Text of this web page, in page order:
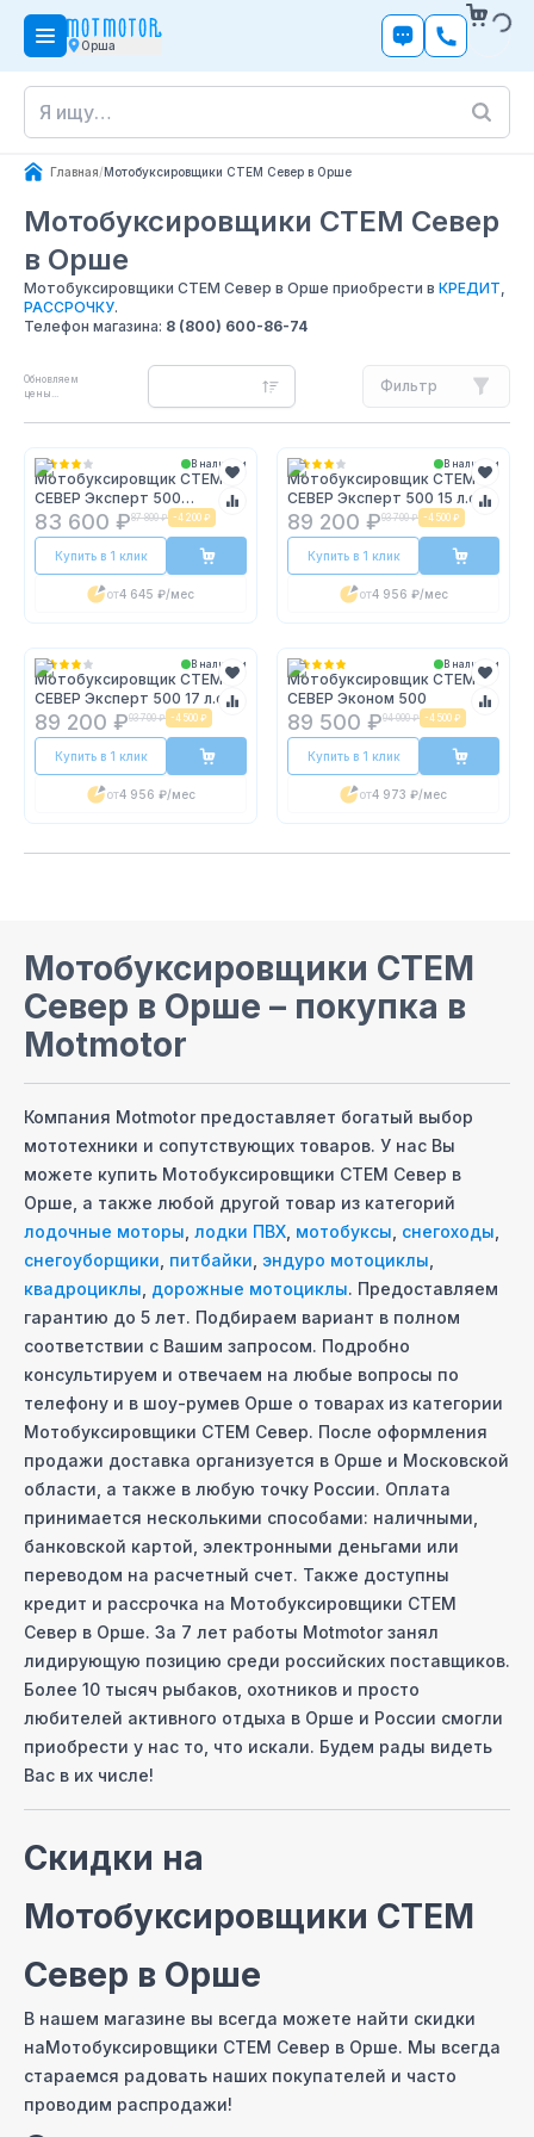
Орша
Главная/Мотобуксировщики СТЕМ Север в Орше
Мотобуксировщики СТЕМ Север
в Орше
Мотобуксировщики СТЕМ Север в Орше приобрести в КРЕДИТ,
РАССРОЧКУ.
Телефон магазина: 8 (800) 600-86-74
Обновляем
цены...
Фильтр
В наличии
Мотобуксировщик СТЕМ
СЕВЕР Эксперт 500
Компакт 15 л.с.
83 600 ₽87 800 ₽ -4 200 ₽
Купить в 1 клик
от4 645 ₽/мес
В наличии
Мотобуксировщик СТЕМ
СЕВЕР Эксперт 500 15 л.с.
89 200 ₽93 700 ₽ -4 500 ₽
Купить в 1 клик
от4 956 ₽/мес
В наличии
Мотобуксировщик СТЕМ
СЕВЕР Эксперт 500 17 л.с.
89 200 ₽93 700 ₽ -4 500 ₽
Купить в 1 клик
от4 956 ₽/мес
В наличии
Мотобуксировщик СТЕМ
СЕВЕР Эконом 500
89 500 ₽94 000 ₽ -4 500 ₽
Купить в 1 клик
от4 973 ₽/мес
Мотобуксировщики СТЕМ
Север в Орше – покупка в
Motmotor
Компания Motmotor предоставляет богатый выбор
мототехники и сопутствующих товаров. У нас Вы
можете купить Мотобуксировщики СТЕМ Север в
Орше , а также любой другой товар из категорий
лодочные моторы лодки ПВХ мотобуксы снегоходы
снегоуборщики питбайки эндуро мотоциклы
квадроциклы дорожные мотоциклы. Предоставляем
гарантию до 5 лет. Подбираем вариант в полном
соответствии с Вашим запросом. Подробно
консультируем и отвечаем на любые вопросы по
телефону и в шоу-румев Орше о товарах из категории
Мотобуксировщики СТЕМ Север. После оформления
продажи доставка организуется в Орше и Московcкой
области, а также в любую точку России. Оплата
принимается несколькими способами: наличными,
банковской картой, электронными деньгами или
переводом на расчетный счет. Также доступны
кредит и рассрочка на Мотобуксировщики СТЕМ
Север в Орше. За 7 лет работы Motmotor занял
лидирующую позицию среди российских поставщиков.
Более 10 тысяч рыбаков, охотников и просто
любителей активного отдыха в Орше и России смогли
приобрести у нас то, что искали. Будем рады видеть
Вас в их числе!
Скидки на
Мотобуксировщики СТЕМ
Север в Орше
В нашем магазине вы всегда можете найти скидки
наМотобуксировщики СТЕМ Север в Орше. Мы всегда
стараемся радовать наших покупателей и часто
проводим распродажи!